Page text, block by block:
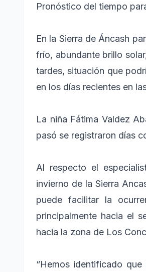
Pronóstico del tiempo
En la Sierra de Áncash
frío, abundante brillo
tardes, situación que
en los días recientes en
La niña Fátima Valdez
pasó se registraron días
Al respecto el
invierno de la Sierra
puede facilitar la
principalmente hacia el
hacia la zona de Los
“Hemos identificado